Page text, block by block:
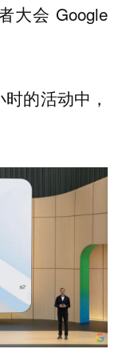
大会 Google
的活动中，